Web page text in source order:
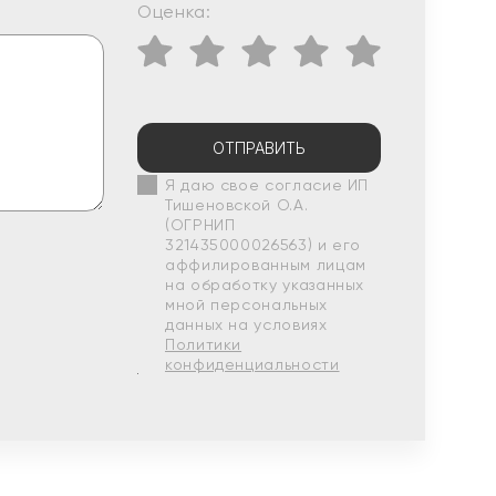
Оценка:
ОТПРАВИТЬ
Я даю свое согласие ИП
Тишеновской О.А.
(ОГРНИП
321435000026563) и его
аффилированным лицам
на обработку указанных
мной персональных
данных на условиях
Политики
конфиденциальности